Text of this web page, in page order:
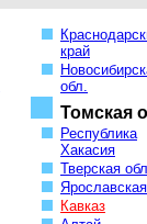
край
обл.
Томская
Республика
Хакасия
Тверская
Кавказ